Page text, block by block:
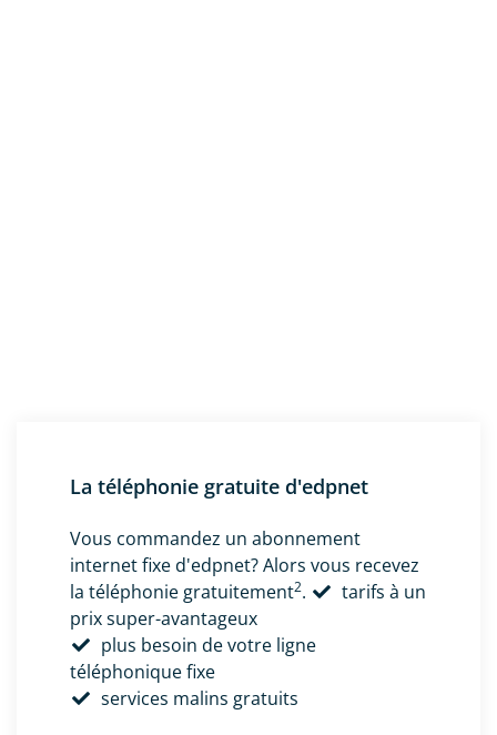
La téléphonie gratuite d'edpnet
Vous commandez un abonnement
internet fixe d'edpnet? Alors vous recevez
la téléphonie gratuitement2.
tarifs à un
prix super-avantageux
plus besoin de votre ligne
téléphonique fixe
services malins gratuits